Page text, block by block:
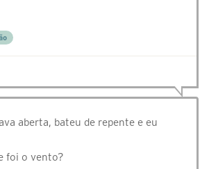
aberta, bateu de repente e eu
foi o vento?